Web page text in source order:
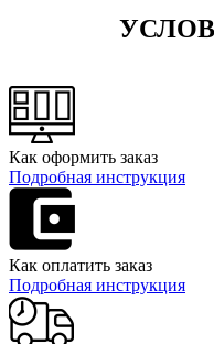
Как оформить заказ
Подробная инструкция
Как оплатить заказ
Подробная инструкция